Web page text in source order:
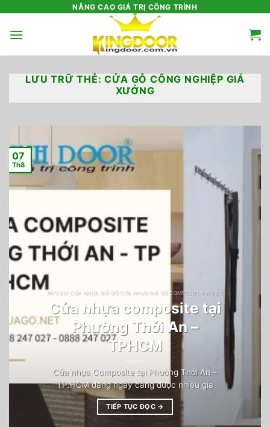
nội
NÂNG CAO GIÁ TRỊ CÔNG TRÌNH
LƯU TRỮ THẺ:CỬA GỖ CÔNG NGHIỆP GIÁ
XƯỞNG
BÁO GIÁ CỬA NHỰA GIẢ GỖ CỬA NHỰA GIẢ GỖ COMPOSITE TIN TỨC
Cửa nhựa composite tại
Phường Thới An –
TPHCM
Cửa nhựa Composite tại Phường Thới An –
TP.HCM đang ngày càng được nhiều gia
TIẾP TỤC ĐỌC →
07
Th8